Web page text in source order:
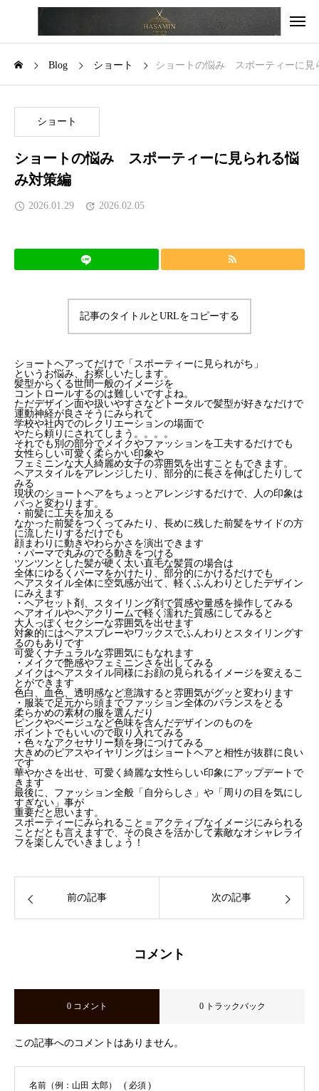
Blog ショート ショートの悩み スポーティーに見
ショート
ショートの悩み スポーティーに見られる悩
み対策編
2026.01.29 2026.02.05
記事のタイトルとURLをコピーする
ショートヘアってだけで「スポーティーに見られがち」
というお悩み、お察しいたします。
髪型からくる世間一般のイメージを
コントロールするのは難しいですよね。
ただデザイン面や扱いやすさなどトータルで髪型が好きなだけで
運動神経が良さそうにみられて
学校や社内でのレクリエーションの場面で
やたら頼りにされてしまう。。。。
それでも別の部分でメイクやファッションを工夫するだけでも
女性らしい可愛く柔らかい印象や
フェミニンな大人綺麗め女子の雰囲気を出すこともできます。
ヘアスタイルをアレンジしたり、部分的に長さを伸ばしたりして
みる
現状のショートヘアをちょっとアレンジするだけで、人の印象は
パっと変わります。
・前髪に工夫を加える
なかった前髪をつくってみたり、長めに残した前髪をサイドの方
に流したりするだけでも
顔まわりに動きやわらかさを演出できます
・パーマで丸みのでる動きをつける
ツンツンとした髪が硬く太い直毛な髪質の場合は
全体にゆるくパーマをかけたり、部分的にかけるだけでも
ヘアスタイル全体に空気感が出て、軽くふんわりとしたデザイン
にみえます
・ヘアセット剤、スタイリング剤で質感や量感を操作してみる
ヘアオイルやヘアクリームで軽く濡れた質感にしてみると
大人っぽくセクシーな雰囲気を出せます
対象的にはヘアスプレーやワックスでふんわりとスタイリングす
るのもありです
可愛くナチュラルな雰囲気にもなれます
・メイクで艶感やフェミニンさを出してみる
メイクはヘアスタイル同様にお顔の見られるイメージを変えるこ
とができます
色白、血色、透明感など意識すると雰囲気がグッと変わります
・服装で足元から頭までファッション全体のバランスをとる
柔らかめの素材の服を選んだり
ピンクやベージュなど色味を含んだデザインのものを
ポイントでもいいので取り入れてみる
・色々なアクセサリー類を身につけてみる
大きめのピアスやイヤリングはショートヘアと相性が抜群に良い
です
華やかさを出せ、可愛く綺麗な女性らしい印象にアップデートで
きます
最後に、ファッション全般「自分らしさ」や「周りの目を気にし
すぎない」事が
重要だと思います。
スポーティーにみられること＝アクティブなイメージにみられる
ことだとも言えますで、その良さを活かして素敵なオシャレライ
フを楽しんでいきましょう！
前の記事 次の記事
コメント
0 コメント 0 トラックバック
この記事へのコメントはありません。
名前（例：山田 太郎） ( 必須 )